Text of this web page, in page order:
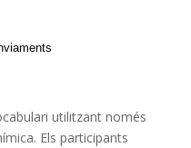
utilitzant només
Els participants